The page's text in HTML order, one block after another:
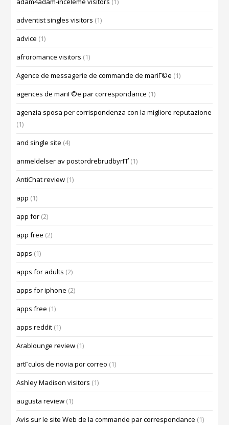
adventist singles visitors (1)
advice (1)
afroromance visitors (1)
Agence de messagerie de commande de mariГ©e (1)
agences de mariГ©e par correspondance (1)
agenzia sposa per corrispondenza con la migliore reputazione
(1)
and single site (4)
anmeldelser av postordrebrudbyrГҐ (1)
AntiChat review (1)
app (1)
app for (2)
app free (2)
apps (1)
apps for adults (2)
apps for iphone (2)
apps free (1)
apps reddit (1)
Arablounge review (1)
artГ­culos de novia por correo (1)
Ashley Madison visitors (1)
augusta review (1)
Avis sur le site Web de la commande par correspondance (1)